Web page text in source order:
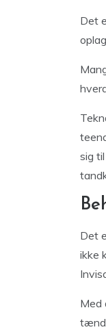
Det
sig
Det
ikke
Med